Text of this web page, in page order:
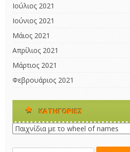
Ιούλιος 2021
Ιούνιος 2021
Μάιος 2021
Απρίλιος 2021
Μάρτιος 2021
Φεβρουάριος 2021
KΑΤΗΓΟΡΊΕΣ
Kατηγορίες